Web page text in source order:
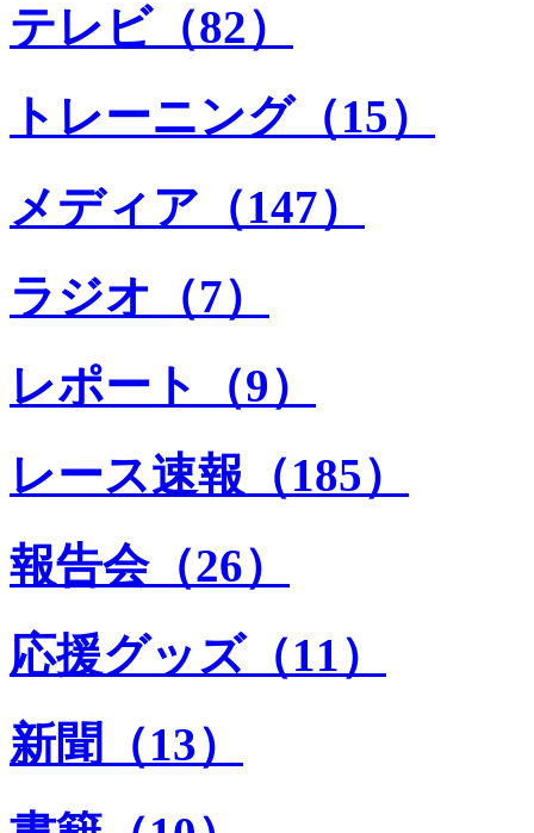
テレビ（82）
トレーニング（15）
メディア（147）
ラジオ（7）
レポート（9）
レース速報（185）
報告会（26）
応援グッズ（11）
新聞（13）